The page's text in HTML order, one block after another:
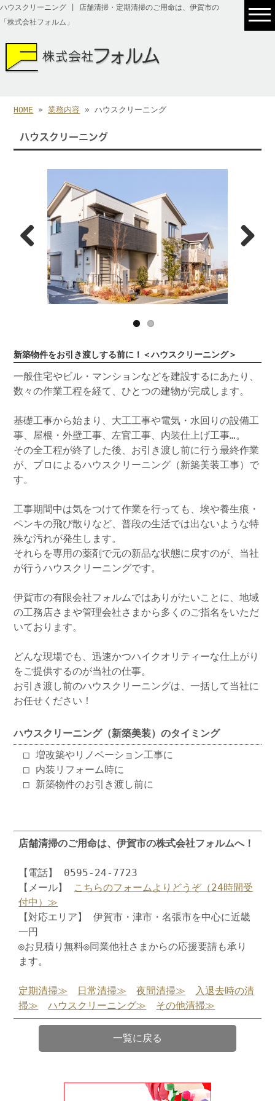
ハウスクリーニング | 店舗清掃・定期清掃のご用命は、伊賀市の
「株式会社フォルム」
HOME »業務内容 » ハウスクリーニング
ハウスクリーニング
Previous
新築物件をお引き渡しする前に！＜ハウスクリーニング＞
一般住宅やビル・マンションなどを建設するにあたり、
数々の作業工程を経て、ひとつの建物が完成します。
基礎工事から始まり、大工工事や電気・水回りの設備工
事、屋根・外壁工事、左官工事、内装仕上げ工事…。
その全工程が終了した後、お引き渡し前に行う最終作業
が、プロによるハウスクリーニング（新築美装工事）で
す。
工事期間中は気をつけて作業を行っても、埃や養生痕・
ペンキの飛び散りなど、普段の生活では出ないような特
殊な汚れが発生します。
それらを専用の薬剤で元の新品な状態に戻すのが、当社
が行うハウスクリーニングです。
伊賀市の有限会社フォルムではありがたいことに、地域
の工務店さまや管理会社さまから多くのご指名をいただ
いております。
どんな現場でも、迅速かつハイクオリティーな仕上がり
をご提供するのが当社の仕事。
お引き渡し前のハウスクリーニングは、一括して当社に
お任せください！
ハウスクリーニング（新築美装）のタイミング
□ 増改築やリノベーション工事に
□ 内装リフォーム時に
□ 新築物件のお引き渡し前に
店舗清掃のご用命は、伊賀市の株式会社フォルムへ！
【電話】 0595-24-7723
【メール】 こちらのフォームよりどうぞ（24時間受
付中）≫
【対応エリア】 伊賀市・津市・名張市を中心に近畿
一円
◎お見積り無料◎同業他社さまからの応援要請も承り
ます。
定期清掃≫ 日常清掃≫ 夜間清掃≫
入退去時の清
掃≫
ハウスクリーニング≫ その他清掃≫
一覧に戻る